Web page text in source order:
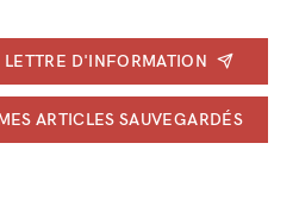
LETTRE D'INFORMATION
ARTICLES SAUVEGARDÉS